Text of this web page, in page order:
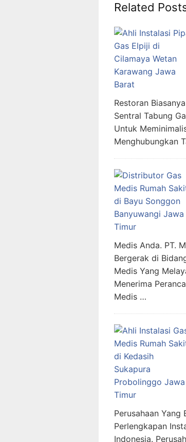
Related
Restoran
Sentral Tabung
Untuk
Menghubungkan
Medis Anda. PT.
Bergerak di
Medis Yang
Menerima
Medis …
Perusahaan
Perlengkapan
Indonesia.